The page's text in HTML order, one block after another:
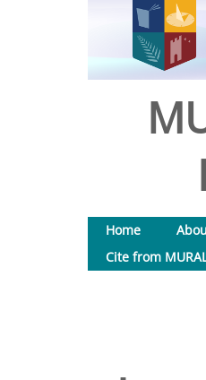
Home
Cite from